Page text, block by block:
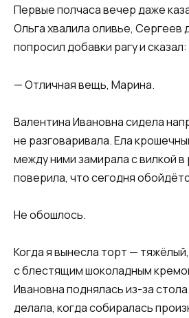
Первые полчаса вечер даже
Ольга хвалила оливье, Сергеев
попросил добавки рагу и сказал:
— Отличная вещь, Марина.
Валентина Ивановна сидела
не разговаривала. Ела
между ними замирала с вилкой в
поверила, что сегодня
Не обошлось.
Когда я вынесла торт —
с блестящим шоколадным
Ивановна поднялась из-за
делала, когда собиралась